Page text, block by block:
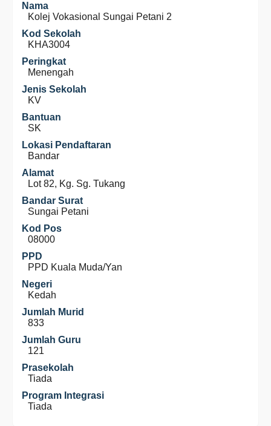
Nama
Kolej Vokasional Sungai Petani 2
Kod Sekolah
KHA3004
Peringkat
Menengah
Jenis Sekolah
KV
Bantuan
SK
Lokasi Pendaftaran
Bandar
Alamat
Lot 82, Kg. Sg. Tukang
Bandar Surat
Sungai Petani
Kod Pos
08000
PPD
PPD Kuala Muda/Yan
Negeri
Kedah
Jumlah Murid
833
Jumlah Guru
121
Prasekolah
Tiada
Program Integrasi
Tiada